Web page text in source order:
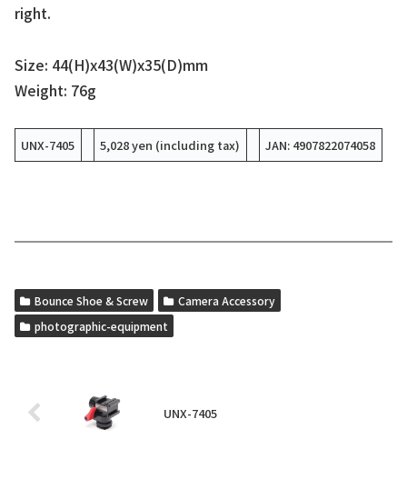
right.
Size: 44(H)x43(W)x35(D)mm
Weight: 76g
UNX-7405 5,028 yen (including tax) JAN: 4907822074058
Bounce Shoe & Screw
Camera Accessory
photographic-equipment
UNX-7405